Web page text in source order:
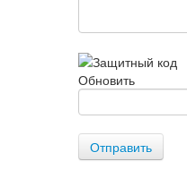
Обновить
Отправить